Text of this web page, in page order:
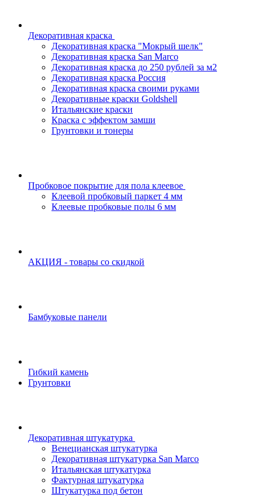
Декоративная краска
Декоративная краска "Мокрый шелк"
Декоративная краска San Marco
Декоративная краска до 250 рублей за м2
Декоративная краска Россия
Декоративная краска своими руками
Декоративные краски Goldshell
Итальянские краски
Краска с эффектом замши
Грунтовки и тонеры
Пробковое покрытие для пола клеевое
Клеевой пробковый паркет 4 мм
Клеевые пробковые полы 6 мм
АКЦИЯ - товары со скидкой
Бамбуковые панели
Гибкий камень
Грунтовки
Декоративная штукатурка
Венецианская штукатурка
Декоративная штукатурка San Marco
Итальянская штукатурка
Фактурная штукатурка
Штукатурка под бетон